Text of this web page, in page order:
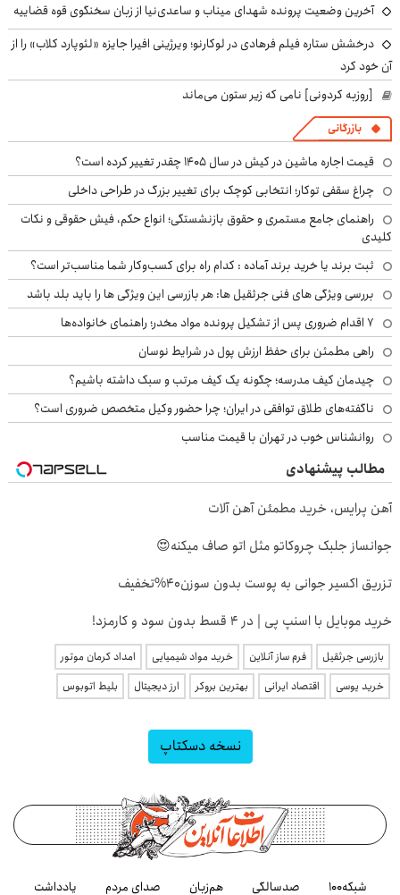
آخرین وضعیت پرونده شهدای میناب و ساعدی‌نیا از زبان سخنگوی قوه قضاییه
درخشش ستاره فیلم فرهادی در لوکارنو؛ ویرژینی افیرا جایزه «لئوپارد کلاب» را از
آن خود کرد
[روزبه کردونی] نامی که زیر ستون می‌ماند
بازرگانی
قیمت اجاره ماشین در کیش در سال ۱۴۰۵ چقدر تغییر کرده است؟
چراغ سقفی توکار؛ انتخابی کوچک برای تغییر بزرگ در طراحی داخلی
راهنمای جامع مستمری و حقوق بازنشستگی؛ انواع حکم، فیش حقوقی و نکات
کلیدی
ثبت برند یا خرید برند آماده : کدام راه برای کسب‌وکار شما مناسب‌تر است؟
بررسی ویژگی های فنی جرثقیل ها: هر بازرسی این ویژگی ها را باید بلد باشد
۷ اقدام ضروری پس از تشکیل پرونده مواد مخدر؛ راهنمای خانواده‌ها
راهی مطمئن برای حفظ ارزش پول در شرایط نوسان
چیدمان کیف مدرسه؛ چگونه یک کیف مرتب و سبک داشته باشیم؟
ناگفته‌های طلاق توافقی در ایران؛ چرا حضور وکیل متخصص ضروری است؟
روانشناس خوب در تهران با قیمت مناسب
مطالب پیشنهادی
آهن پرایس، خرید مطمئن آهن آلات
جوانساز جلبک چروکاتو مثل اتو صاف میکنه😍
تزریق اکسیر جوانی به پوست بدون سوزن40%تخفیف
خرید موبایل با اسنپ پی | در ۴ قسط بدون سود و کارمزد!
بازرسی جرثقیل فرم ساز آنلاین خرید مواد شیمیایی
امداد کرمان موتور
خرید یوسی
اقتصاد ایرانی بهترین بروکر ارز دیجیتال بلیط اتوبوس
نسخه دسکتاپ
شبکه۱۰۰ صدسالگی هم‌زبان صدای مردم یادداشت